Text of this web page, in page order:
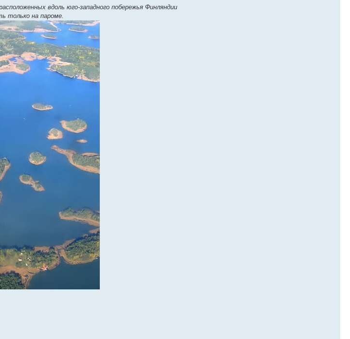
вдоль юго-западного побережья Финляндии
только на пароме.